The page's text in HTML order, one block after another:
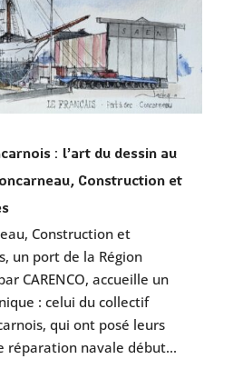
: l’art du dessin au
Construction et
Construction et
un port de la Région
CARENCO, accueille un
: celui du collectif
qui ont posé leurs
réparation navale début...